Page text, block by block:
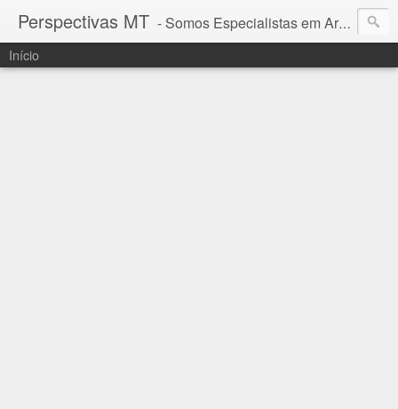
Perspectivas MT - Somos Especialistas em Araguaia - Mato Grosso
Início